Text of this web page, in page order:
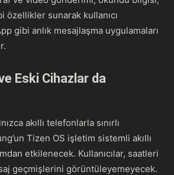
özellikler sunarak kullanıcı
gibi anlık mesajlaşma uygulamaları
Eski Cihazlar da
akıllı telefonlarla sınırlı
Tizen OS işletim sistemli akıllı
etkilenecek. Kullanıcılar, saatleri
geçmişlerini görüntüleyemeyecek.